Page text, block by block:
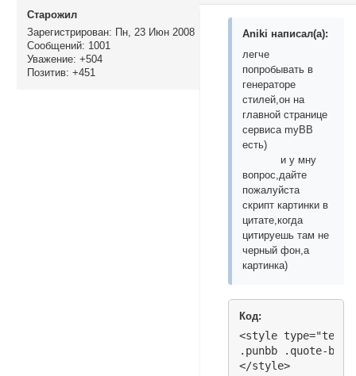
Cтарожил
Зарегистрирован: Пн, 23 Июн 2008
Сообщений: 1001
Уважение: +504
Позитив: +451
Aniki написал(а):
легче
попробывать в
генераторе
стилей,он на
главной странице
сервиса myBB
есть)
и у мну
вопрос,дайте
пожалуйста
скрипт картинки в
цитате,когда
цитируешь там не
черный фон,а
картинка)
Код:
<style type="text/
.punbb .quote-
</style>